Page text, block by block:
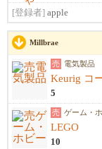
[登録者] apple
Millbrae
売 電気製品
Keurig コ
5
売 ゲーム・
LEGO
10